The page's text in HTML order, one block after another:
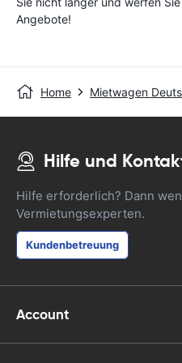
Angebote!
Home Mietwagen
Hilfe und
Hilfe erforderlich? Dann
Vermietungsexperten.
Kundenbetreuung
Account